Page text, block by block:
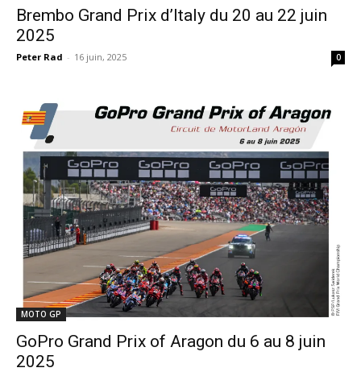
Brembo Grand Prix d’Italy du 20 au 22 juin
2025
Peter Rad - 16 juin, 2025 0
MOTO GP
GoPro Grand Prix of Aragon du 6 au 8 juin
2025